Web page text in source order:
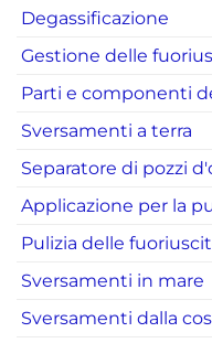
Degassificazione
Gestione delle
Parti e componenti
Sversamenti a terra
Separatore di pozzi
Applicazione per la
Pulizia delle
Sversamenti in mare
Sversamenti dalla